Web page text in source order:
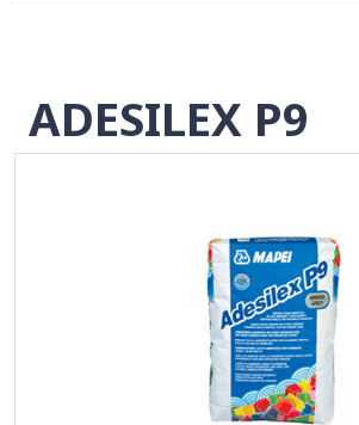
ADESILEX P9